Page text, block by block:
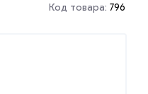
Код товара: 796